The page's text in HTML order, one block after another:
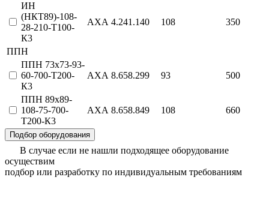
ИН
(НКТ89)-108-
28-210-Т100-
К3
АХА 4.241.140 108 350
ППН
ППН 73х73-93-
60-700-Т200-
К3
АХА 8.658.299 93 500
ППН 89х89-
108-75-700-
Т200-К3
АХА 8.658.849 108 660
Подбор оборудования
В случае если не нашли подходящее оборудование
осуществим
подбор или разработку по индивидуальным требованиям